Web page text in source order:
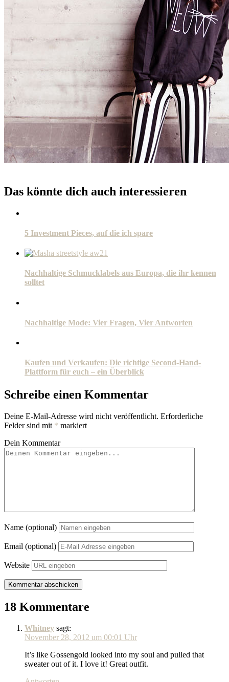
Das könnte dich auch interessieren
5 Investment Pieces, auf die ich spare
Nachhaltige Schmucklabels aus Europa, die ihr kennen
solltet
Nachhaltige Mode: Vier Fragen, Vier Antworten
Kaufen und Verkaufen: Die richtige Second-Hand-
Plattform für euch – ein Überblick
Schreibe einen Kommentar
Deine E-Mail-Adresse wird nicht veröffentlicht. Erforderliche
Felder sind mit * markiert
Dein Kommentar
Name (optional)
Email (optional)
Website
18 Kommentare
Whitney sagt:
November 28, 2012 um 00:01 Uhr
It’s like Gossengold looked into my soul and pulled that
sweater out of it. I love it! Great outfit.